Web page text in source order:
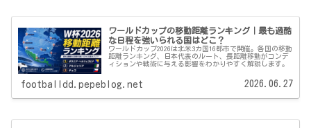
ワールドカップの移動距離ランキング｜最も過酷
な日程を強いられる国はどこ？
ワールドカップ2026は北米3カ国16都市で開催。各国の移動
距離ランキング、日本代表のルート、長距離移動がコンデ
ィションや戦術に与える影響をわかりやすく解説します。
footballdd.pepeblog.net 2026.06.27